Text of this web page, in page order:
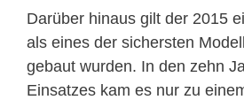
Darüber hinaus gilt der 2015
als eines der sichersten
gebaut wurden. In den zehn
Einsatzes kam es nur zu